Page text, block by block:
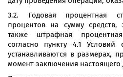
3.2. Годовая процентная
процентов на сумму
также штрафная
согласно пункту 4.1 Условий
устанавливаются в размерах,
момент заключения настоящего